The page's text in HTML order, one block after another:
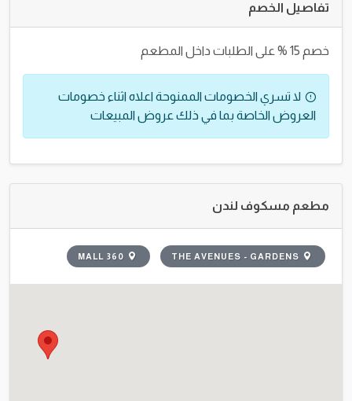
تفاصيل الخصم
خصم 15 % على الطلبات داخل المطعم
لا تسري الخصومات الممنوحة اعلاه اثناء خصومات
العروض الخاصة بما في ذلك عروض المبيعات
مطعم مسكوف لندن
THE AVENUES - GARDENS
360 MALL